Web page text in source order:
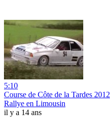
5:10
Course de Côte de la Tardes 2012
Rallye en Limousin
il y a 14 ans